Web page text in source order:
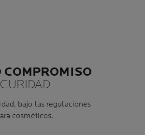
COMPROMISO
bajo las regulaciones
cosméticos.